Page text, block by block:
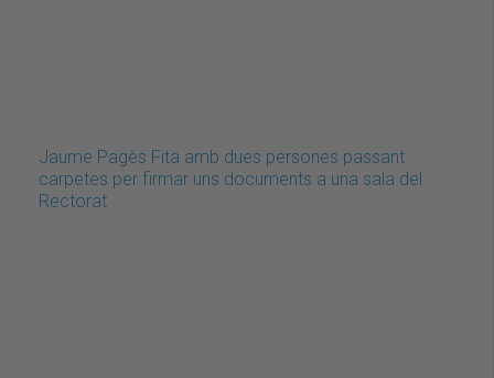
Jaume Pagès Fita amb dues persones passant
carpetes per firmar uns documents a una sala del
Rectorat